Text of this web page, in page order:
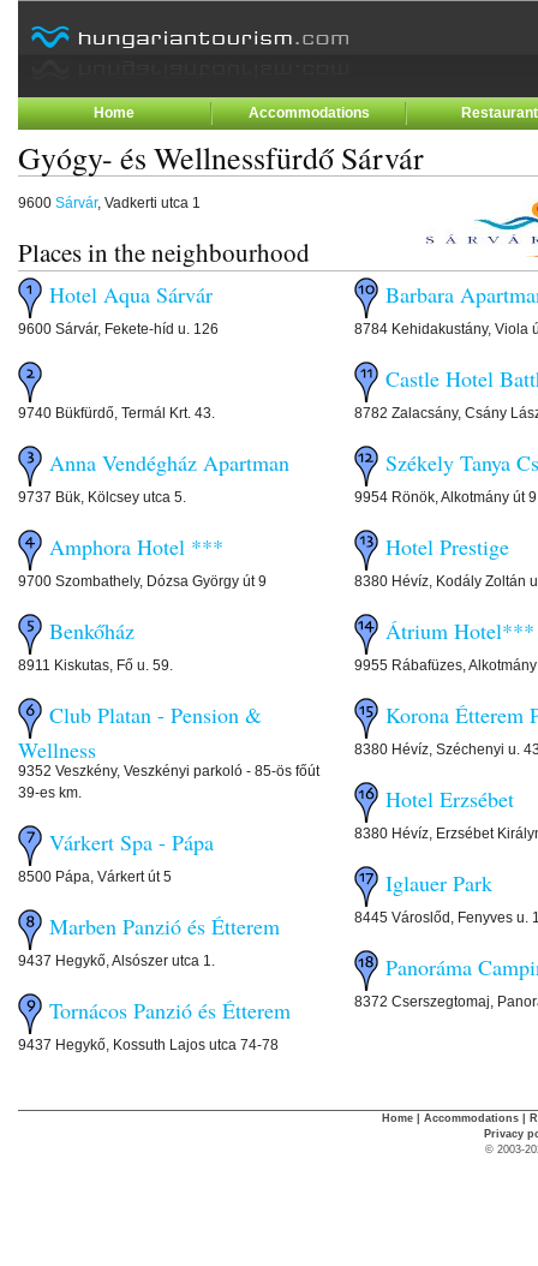
Home Accommodations
Gyógy- és Wellnessfürdő Sárvár
9600 Sárvár, Vadkerti utca 1
Places in the neighbourhood
Hotel Aqua Sárvár
9600 Sárvár, Fekete-híd u. 126
9740 Bükfürdő, Termál Krt. 43.
Anna Vendégház Apartman
9737 Bük, Kölcsey utca 5.
Amphora Hotel ***
9700 Szombathely, Dózsa György út 9
Benkőház
8911 Kiskutas, Fő u. 59.
Club Platan - Pension &
Wellness
9352 Veszkény, Veszkényi parkoló - 85-ös főút
39-es km.
Várkert Spa - Pápa
8500 Pápa, Várkert út 5
Marben Panzió és Étterem
9437 Hegykő, Alsószer utca 1.
Tornácos Panzió és Étterem
9437 Hegykő, Kossuth Lajos utca 74-78
Barbara
8784 Kehidakustány, Viola
Castle Hotel
8782 Zalacsány, Csány
Székely Tanya
9954 Rönök, Alkotmány út 9
Hotel Prestige
8380 Hévíz, Kodály Zoltán
Átrium Hotel***
9955 Rábafüzes,
Korona Étterem
8380 Hévíz, Széchenyi u.
Hotel Erzsébet
8380 Hévíz, Erzsébet
Iglauer Park
8445 Városlőd, Fenyves u.
Panoráma
8372 Cserszegtomaj,
Home Accommodations
Privacy
© 2003-